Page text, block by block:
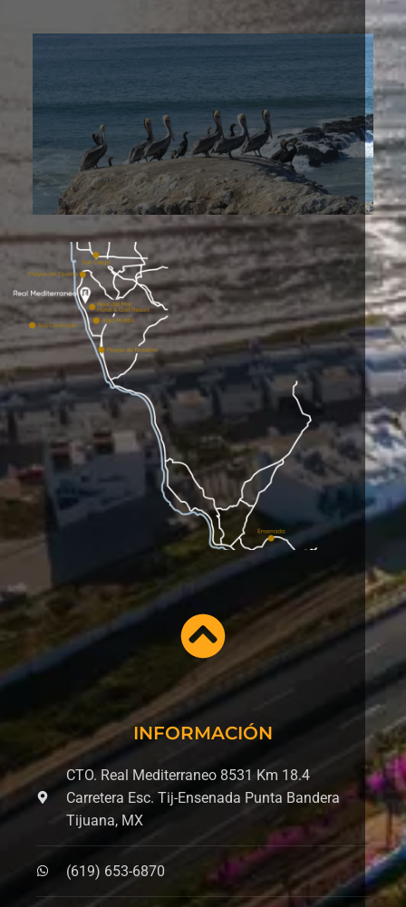
INFORMACIÓN
CTO. Real Mediterraneo 8531 Km 18.4
Carretera Esc. Tij-Ensenada Punta Bandera
Tijuana, MX
(619) 653-6870